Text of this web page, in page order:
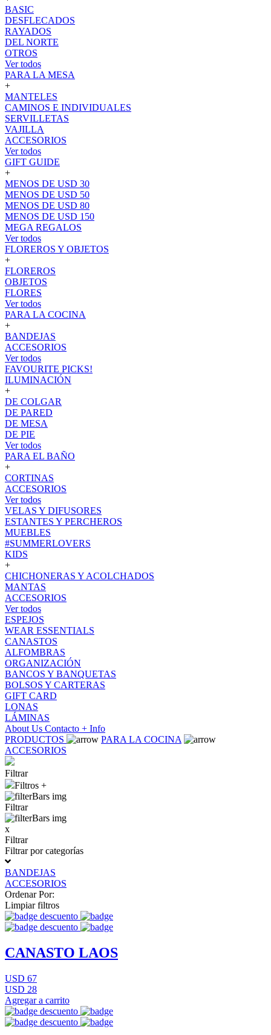
BASIC
DESFLECADOS
RAYADOS
DEL NORTE
OTROS
Ver todos
PARA LA MESA
+
MANTELES
CAMINOS E INDIVIDUALES
SERVILLETAS
VAJILLA
ACCESORIOS
Ver todos
GIFT GUIDE
+
MENOS DE USD 30
MENOS DE USD 50
MENOS DE USD 80
MENOS DE USD 150
MEGA REGALOS
Ver todos
FLOREROS Y OBJETOS
+
FLOREROS
OBJETOS
FLORES
Ver todos
PARA LA COCINA
+
BANDEJAS
ACCESORIOS
Ver todos
FAVOURITE PICKS!
ILUMINACIÓN
+
DE COLGAR
DE PARED
DE MESA
DE PIE
Ver todos
PARA EL BAÑO
+
CORTINAS
ACCESORIOS
Ver todos
VELAS Y DIFUSORES
ESTANTES Y PERCHEROS
MUEBLES
#SUMMERLOVERS
KIDS
+
CHICHONERAS Y ACOLCHADOS
MANTAS
ACCESORIOS
Ver todos
ESPEJOS
WEAR ESSENTIALS
CANASTOS
ALFOMBRAS
ORGANIZACIÓN
BANCOS Y BANQUETAS
BOLSOS Y CARTERAS
GIFT CARD
LONAS
LÁMINAS
About Us Contacto + Info
PRODUCTOS
PARA LA COCINA
ACCESORIOS
Filtrar
Filtros +
Filtrar
x
Filtrar
Filtrar por categorías
BANDEJAS
ACCESORIOS
Ordenar Por:
Limpiar filtros
CANASTO LAOS
USD 67
USD 28
Agregar a carrito